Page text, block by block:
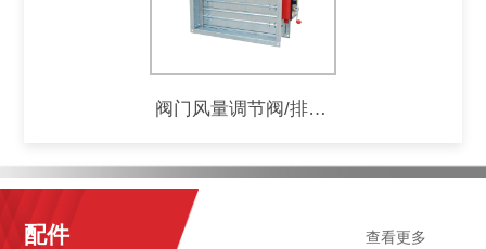
阀门风量调节阀/排烟阀/防火阀
配件 查看更多